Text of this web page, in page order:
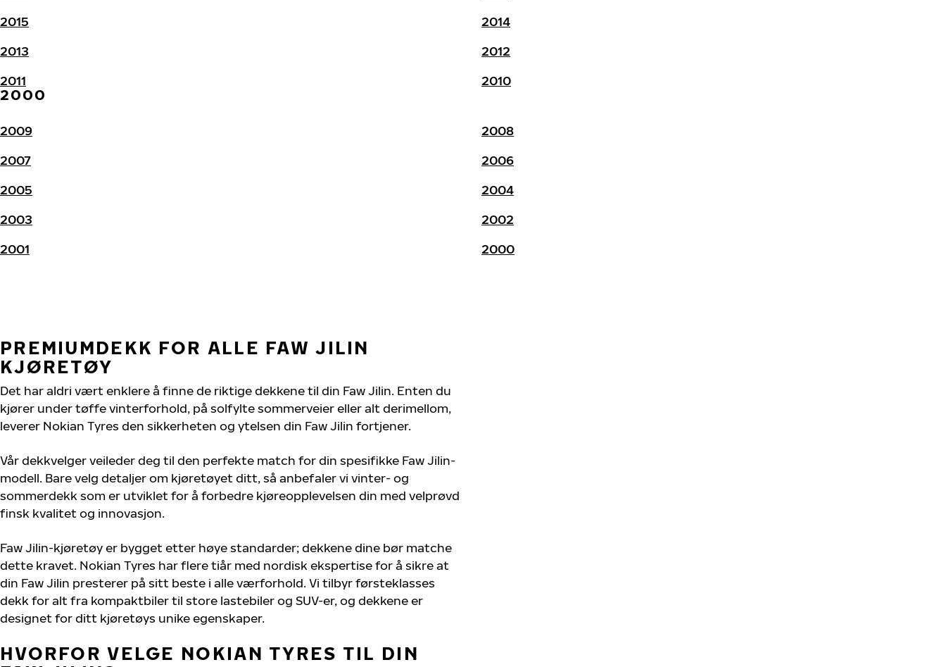
2015
2014
2013
2012
2011
2010
2000
2009
2008
2007
2006
2005
2004
2003
2002
2001
2000
PREMIUMDEKK FOR ALLE FAW JILIN
KJØRETØY
Det har aldri vært enklere å finne de riktige dekkene til din Faw Jilin. Enten du
kjører under tøffe vinterforhold, på solfylte sommerveier eller alt derimellom,
leverer Nokian Tyres den sikkerheten og ytelsen din Faw Jilin fortjener.
Vår dekkvelger veileder deg til den perfekte match for din spesifikke Faw Jilin-
modell. Bare velg detaljer om kjøretøyet ditt, så anbefaler vi vinter- og
sommerdekk som er utviklet for å forbedre kjøreopplevelsen din med velprøvd
finsk kvalitet og innovasjon.
Faw Jilin-kjøretøy er bygget etter høye standarder; dekkene dine bør matche
dette kravet. Nokian Tyres har flere tiår med nordisk ekspertise for å sikre at
din Faw Jilin presterer på sitt beste i alle værforhold. Vi tilbyr førsteklasses
dekk for alt fra kompaktbiler til store lastebiler og SUV-er, og dekkene er
designet for ditt kjøretøys unike egenskaper.
HVORFOR VELGE NOKIAN TYRES TIL DIN